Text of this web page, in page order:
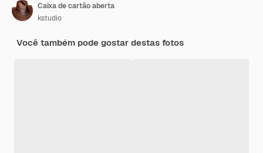
Caixa de cartão aberta
kstudio
Você também pode gostar destas fotos